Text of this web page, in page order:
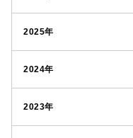
2025年
2024年
2023年